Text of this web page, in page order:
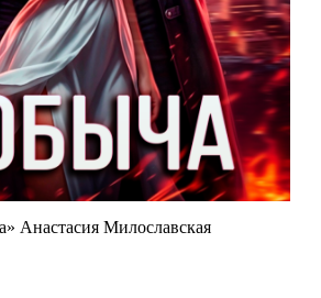
Анастасия Милославская